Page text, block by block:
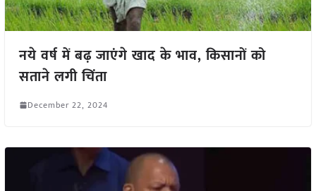
नये वर्ष में बढ़ जाएंगे खाद के भाव, किसानों को
सताने लगी चिंता
December 22, 2024